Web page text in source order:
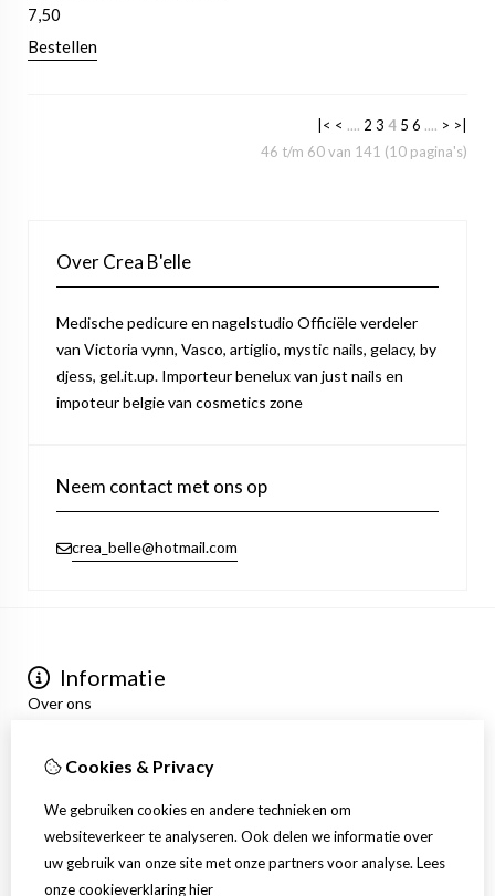
7,50
Bestellen
|< < .... 2 3 4 5 6 .... > >|
46 t/m 60 van 141 (10 pagina's)
Over Crea B'elle
Medische pedicure en nagelstudio Officiële verdeler
van Victoria vynn, Vasco, artiglio, mystic nails, gelacy, by
djess, gel.it.up. Importeur benelux van just nails en
impoteur belgie van cosmetics zone
Neem contact met ons op
crea_belle@hotmail.com
Informatie
Over ons
Algemene voorwaarden
Mijn account
Inloggen
Bestelhistorie
Verlanglijst
Nieuwsbrief
Cookies & Privacy
We gebruiken cookies en andere technieken om
websiteverkeer te analyseren. Ook delen we informatie over
uw gebruik van onze site met onze partners voor analyse. Lees
onze cookieverklaringhier